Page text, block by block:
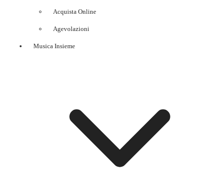
Acquista Online
Agevolazioni
Musica Insieme